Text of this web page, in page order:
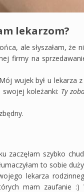
lekarzom?
ale słyszałam, że
firmy na
wujek był u lekarza
koleżanki: Ty
zaczęłam szybko
to sobie
lekarza
mam zaufanie